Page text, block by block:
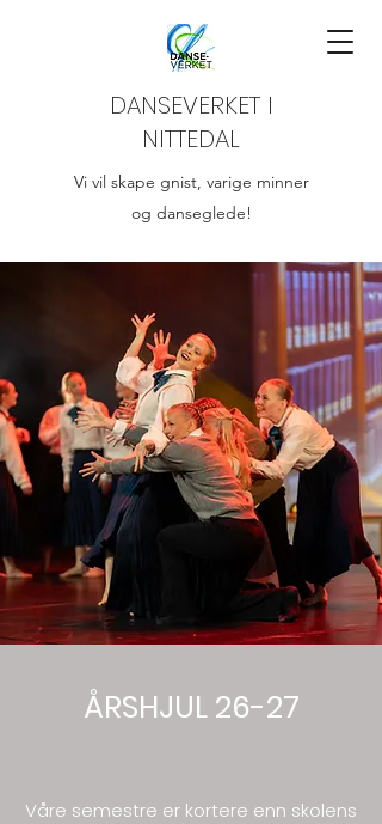
DANSEVERKET I
NITTEDAL
Vi vil skape gnist, varige minner
og danseglede!
ÅRSHJUL 26-27
Våre semestre er kortere enn skolens